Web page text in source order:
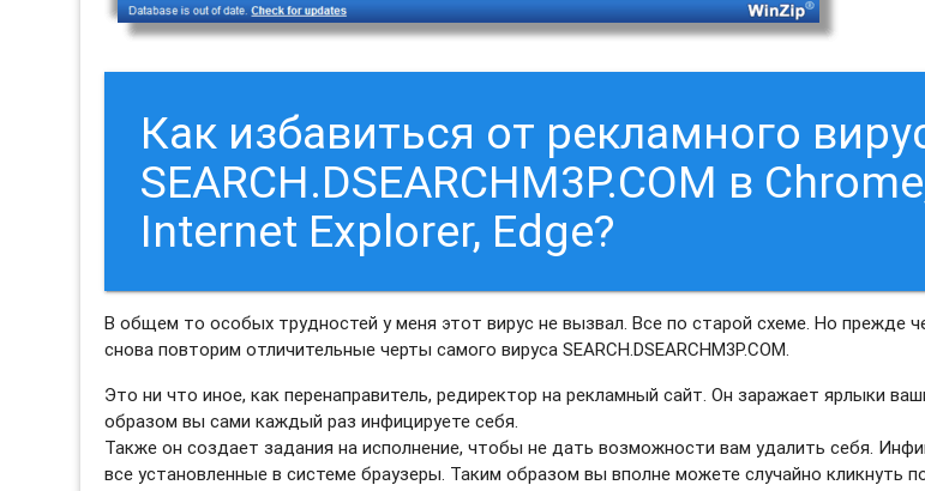
Как избавиться от рекламного
SEARCH.DSEARCHM3P.COM в
Internet Explorer, Edge?
В общем то особых трудностей у меня этот вирус не вызвал. Все по старой схеме. Но прежде
снова повторим отличительные черты самого вируса SEARCH.DSEARCHM3P.COM.
Это ни что иное, как перенаправитель, редиректор на рекламный сайт. Он заражает ярлыки
образом вы сами каждый раз инфицируете себя.
Также он создает задания на исполнение, чтобы не дать возможности вам удалить себя.
все установленные в системе браузеры. Таким образом вы вполне можете случайно кликнуть